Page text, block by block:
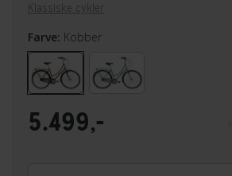
Klassiske cykler
Farve: Kobber
5.499,-